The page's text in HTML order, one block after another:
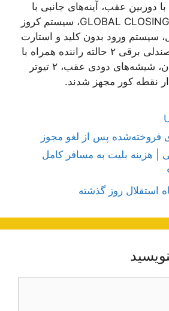
دوربین عقب، آینه‌های جانبی با
قابلیت تاشو برقی، GLOBAL CLOSING، سیستم کروز
سیستم ورود بدون کلید و استارت
دکمه‌ای، سانروف، صندلی برقی ۲ حالته راننده همراه با
گرمکن، سنسور باران، شیشه‌های دودی عقب، ۲ تیوتر
نقطه کور مجهز شدند.
فروخته‌شده پس از لغو مجوز
| هزینه بلیت به مسافر کامل
استقلال روز گذشته